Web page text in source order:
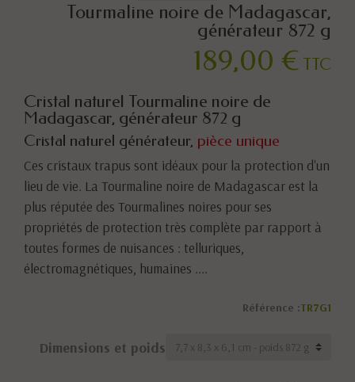
Tourmaline noire de Madagascar,
générateur 872 g
189,00 € TTC
Cristal naturel Tourmaline noire de
Madagascar, générateur 872 g
Cristal naturel générateur, pièce unique
Ces cristaux trapus sont idéaux pour la protection d'un
lieu de vie. La Tourmaline noire de Madagascar est la
plus réputée des Tourmalines noires pour ses
propriétés de protection très complète par rapport à
toutes formes de nuisances : telluriques,
électromagnétiques, humaines ....
Référence :TR7G1
Dimensions et poids